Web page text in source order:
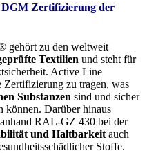
Zertifizierung der
zu den weltweit
Textilien und steht für
Active Line
Zertifizierung zu tragen, was
Substanzen sind und sicher
können. Darüber hinaus
RAL-GZ 430 bei der
und Haltbarkeit auch
Stoffe.